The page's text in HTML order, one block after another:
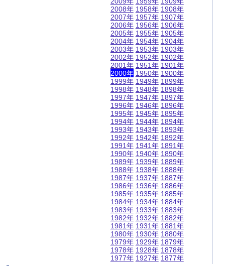
2008年
2007年
2006年
2005年
2004年
2003年
2002年
2001年
2000年
1999年
1998年
1997年
1996年
1995年
1994年
1993年
1992年
1991年
1990年
1989年
1988年
1987年
1986年
1985年
1984年
1983年
1982年
1981年
1980年
1979年
1978年
1977年
1958年
1957年
1956年
1955年
1954年
1953年
1952年
1951年
1950年
1949年
1948年
1947年
1946年
1945年
1944年
1943年
1942年
1941年
1940年
1939年
1938年
1937年
1936年
1935年
1934年
1933年
1932年
1931年
1930年
1929年
1928年
1927年
1908年
1907年
1906年
1905年
1904年
1903年
1902年
1901年
1900年
1899年
1898年
1897年
1896年
1895年
1894年
1893年
1892年
1891年
1890年
1889年
1888年
1887年
1886年
1885年
1884年
1883年
1882年
1881年
1880年
1879年
1878年
1877年